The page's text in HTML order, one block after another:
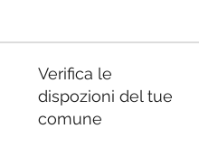
Verifica le
dispozioni del tue
comune